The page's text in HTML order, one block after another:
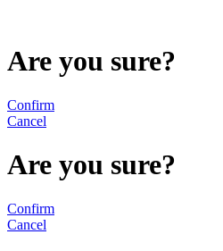
Are you sure?
Confirm
Cancel
Are you sure?
Confirm
Cancel